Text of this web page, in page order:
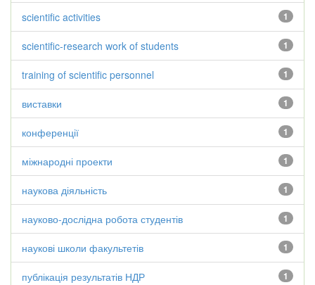
1
scientific activities
1
scientific-research work of students
1
training of scientific personnel
1
виставки
1
конференції
1
міжнародні проекти
1
наукова діяльність
1
науково-дослідна робота студентів
1
наукові школи факультетів
1
публікація результатів НДР